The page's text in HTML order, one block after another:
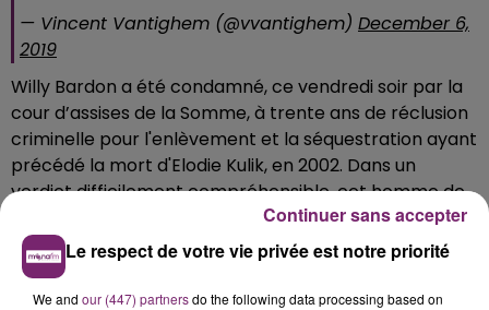
— Vincent Vantighem (@vvantighem) December 6,
2019
Willy Bardon a été condamné, ce vendredi soir par la
cour d’assises de la Somme, à trente ans de réclusion
criminelle pour l'enlèvement et la séquestration ayant
précédé la mort d'Elodie Kulik, en 2002. Dans un
verdict difficilement compréhensible, cet homme de
45 ans a également été reconnu coupable du viol de
la jeune femme mais acquitté du meurtre qui l'a
accompagné. A l’annonce de la décision, il a tenté de
mettre fin à ses jours dans le box des accusés en
Le respect de votre vie privée est notre priorité
We and our (447) partnersdo the following data processing based on
Continuer sans accepter